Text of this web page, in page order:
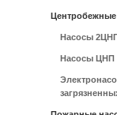
Насосы
Насосы ЦНП